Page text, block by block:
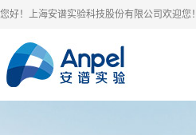
您好！上海安谱实验科技股份有限公司欢迎您！